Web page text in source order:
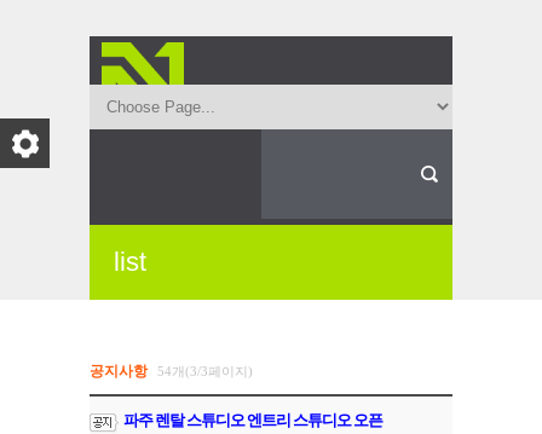
list
공지사항 54개(3/3페이지)
파주 렌탈 스튜디오 엔트리 스튜디오 오픈